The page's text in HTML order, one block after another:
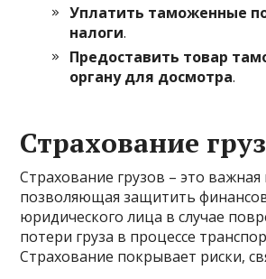
Уплатить таможенные
налоги.
Предоставить товар
органу для досмотра.
Страхование
Страхование грузов – это важная
позволяющая защитить
юридического лица в случае
потери груза в процессе
Страхование покрывает риски,